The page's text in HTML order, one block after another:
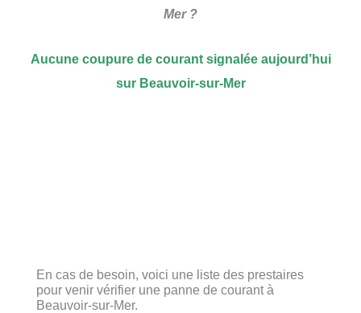
Mer ?
Aucune coupure de courant signalée aujourd’hui
sur Beauvoir-sur-Mer
En cas de besoin, voici une liste des prestaires
pour venir vérifier une panne de courant à
Beauvoir-sur-Mer.